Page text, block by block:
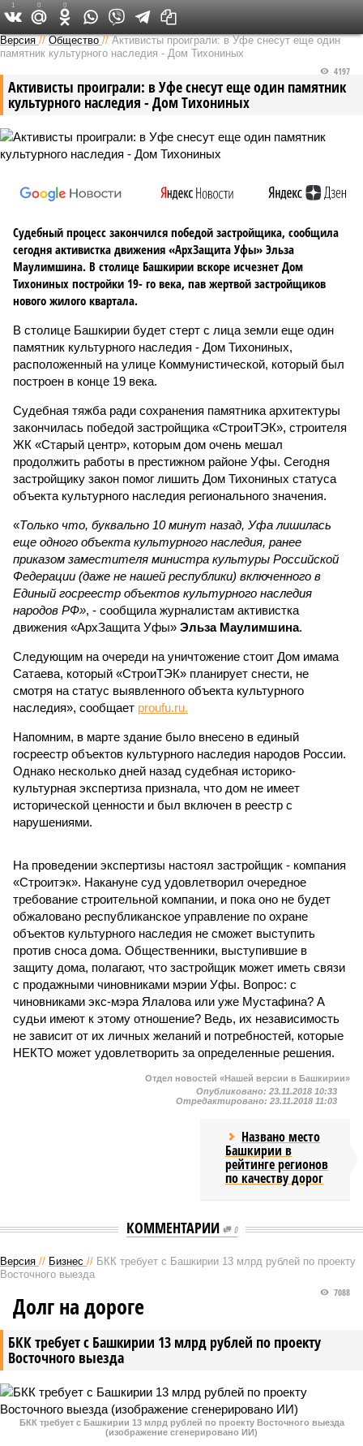
Версия в Башкирии
Версия //Общество //Активисты проиграли: в Уфе снесут еще один
памятник культурного наследия - Дом Тихониных
Активисты проиграли: в Уфе снесут еще один памятник
культурного наследия - Дом Тихониных
4197
Судебный процесс закончился победой застройщика, сообщила
сегодня активистка движения «АрхЗащита Уфы» Эльза
Маулимшина. В столице Башкирии вскоре исчезнет Дом
Тихониных постройки 19- го века, пав жертвой застройщиков
нового жилого квартала.
В столице Башкирии будет стерт с лица земли еще один
памятник культурного наследия - Дом Тихониных,
расположенный на улице Коммунистической, который был
построен в конце 19 века.
Судебная тяжба ради сохранения памятника архитектуры
закончилась победой застройщика «СтроиТЭК», строителя
ЖК «Старый центр», которым дом очень мешал
продолжить работы в престижном районе Уфы. Сегодня
застройщику закон помог лишить Дом Тихониных статуса
объекта культурного наследия регионального значения.
«Только что, буквально 10 минут назад, Уфа лишилась
еще одного объекта культурного наследия, ранее
приказом заместителя министра культуры Российской
Федерации (даже не нашей республики) включенного в
Единый госреестр объектов культурного наследия
народов РФ», - сообщила журналистам активистка
движения «АрхЗащита Уфы» Эльза Маулимшина.
Следующим на очереди на уничтожение стоит Дом имама
Сатаева, который «СтроиТЭК» планирует снести, не
смотря на статус выявленного объекта культурного
наследия», сообщает proufu.ru.
Напомним, в марте здание было внесено в единый
госреестр объектов культурного наследия народов России.
Однако несколько дней назад судебная историко-
культурная экспертиза признала, что дом не имеет
исторической ценности и был включен в реестр с
нарушениями.
На проведении экспертизы настоял застройщик - компания
«Строитэк». Накануне суд удовлетворил очередное
требование строительной компании, и пока оно не будет
обжаловано республиканское управление по охране
объектов культурного наследия не сможет выступить
против сноса дома. Общественники, выступившие в
защиту дома, полагают, что застройщик может иметь связи
с продажными чиновниками мэрии Уфы. Вопрос: с
чиновниками экс-мэра Ялалова или уже Мустафина? А
судьи имеют к этому отношение? Ведь, их независимость
не зависит от их личных желаний и потребностей, которые
НЕКТО может удовлетворить за определенные решения.
1 0 0
Отдел новостей «Нашей версии в Башкирии»
Опубликовано: 23.11.2018 10:33
Отредактировано: 23.11.2018 11:03
Названо место
Башкирии в
рейтинге регионов
по качеству дорог
КОММЕНТАРИИ 0
Версия // Бизнес // БКК требует с Башкирии 13 млрд рублей по проекту
Восточного выезда
БКК требует с Башкирии 13 млрд рублей по проекту
Восточного выезда
7088
Долг на дороге
БКК требует с Башкирии 13 млрд рублей по проекту Восточного выезда
(изображение сгенерировано ИИ)